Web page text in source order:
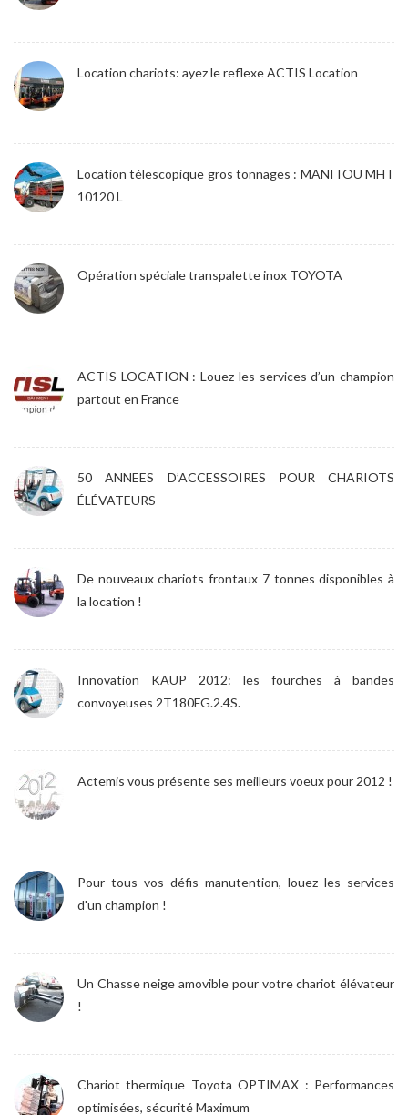
Location chariots: ayez le reflexe ACTIS Location
Location télescopique gros tonnages : MANITOU MHT
10120 L
Opération spéciale transpalette inox TOYOTA
ACTIS LOCATION : Louez les services d’un champion
partout en France
50 ANNEES D’ACCESSOIRES POUR CHARIOTS
ÉLÉVATEURS
De nouveaux chariots frontaux 7 tonnes disponibles à
la location !
Innovation KAUP 2012: les fourches à bandes
convoyeuses 2T180FG.2.4S.
Actemis vous présente ses meilleurs voeux pour 2012 !
Pour tous vos défis manutention, louez les services
d'un champion !
Un Chasse neige amovible pour votre chariot élévateur
!
Chariot thermique Toyota OPTIMAX : Performances
optimisées, sécurité Maximum